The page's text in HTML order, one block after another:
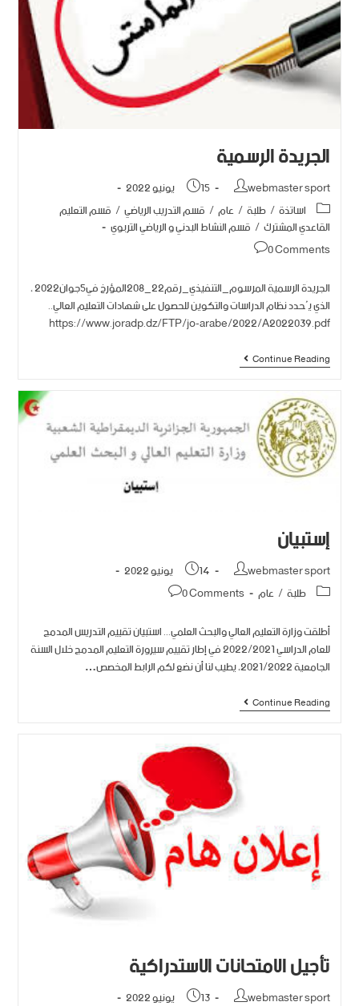
الجريدة الرسمية
webmaster sport
15 يونيو 2022
اساتذة/طلبة/عام/ قسم التدريب الرياضي/ قسم التعليم
القاعدي المشترك/ قسم النشاط البدني و الرياضي التربوي
0 Comments
الجريدة الرسمية المرسوم_التنفيذي_رقم22_208المؤرخ في5جوان2022 ،
الذي يُحدد نظام الدراسات والتكوين للحصول على شهادات التعليم العالي..
https://www.joradp.dz/FTP/jo-arabe/2022/A2022039.pdf
Continue Reading
إستبيان
webmaster sport
14 يونيو 2022
طلبة/عام 0 Comments
أطلقت وزارة التعليم العالي والبحث العلمي... استبيان تقييم التدريس المدمج
للعام الدراسي 2022/2021 في إطار تقييم سيرورة التعليم المدمج خلال السنة
الجامعية 2021/2022، يطيب لنا أن نضع لكم الرابط المخصص…
Continue Reading
تأجيل الامتحانات الاستدراكية
webmaster sport 13 يونيو 2022